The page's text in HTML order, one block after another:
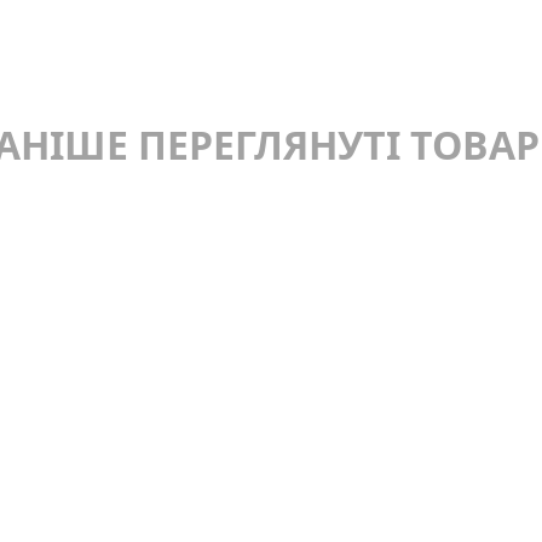
ПЕРЕГЛЯНУТІ